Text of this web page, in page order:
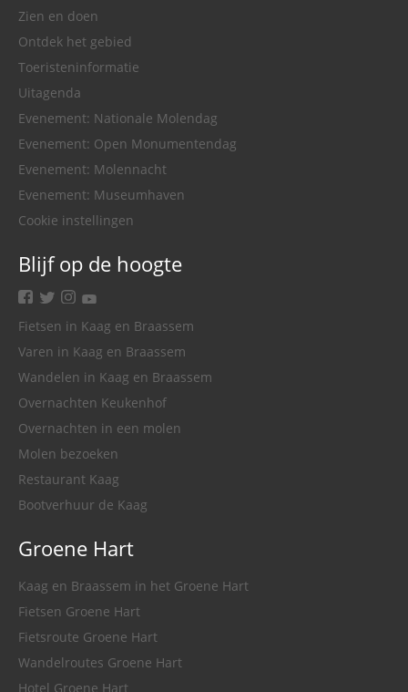
Zien en doen
Ontdek het gebied
Toeristeninformatie
Uitagenda
Evenement: Nationale Molendag
Evenement: Open Monumentendag
Evenement: Molennacht
Evenement: Museumhaven
Cookie instellingen
Blijf op de hoogte
facebook
twitterinstagram
youtube
Fietsen in Kaag en Braassem
Varen in Kaag en Braassem
Wandelen in Kaag en Braassem
Overnachten Keukenhof
Overnachten in een molen
Molen bezoeken
Restaurant Kaag
Bootverhuur de Kaag
Groene Hart
Kaag en Braassem in het Groene Hart
Fietsen Groene Hart
Fietsroute Groene Hart
Wandelroutes Groene Hart
Hotel Groene Hart